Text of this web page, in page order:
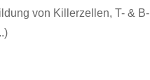
von Killerzellen, T- & B-